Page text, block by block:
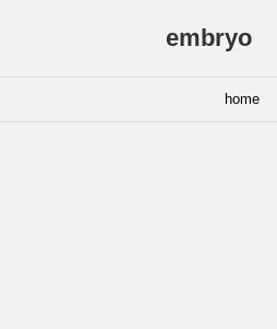
embryo
home